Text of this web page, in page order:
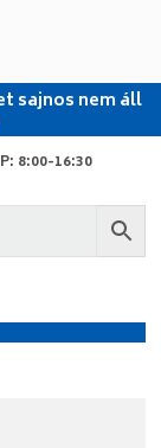
sajnos nem áll
8:00-16:30